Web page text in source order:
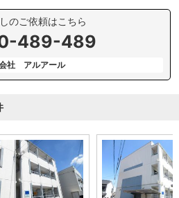
のご依頼はこちら
489-489
社 アルアール